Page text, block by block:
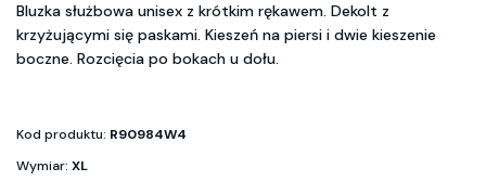
Bluzka służbowa unisex z krótkim rękawem. Dekolt z
krzyżującymi się paskami. Kieszeń na piersi i dwie kieszenie
boczne. Rozcięcia po bokach u dołu.
Kod produktu: R90984W4
Wymiar: XL